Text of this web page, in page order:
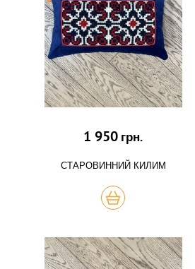
1 950 грн.
СТАРОВИННИЙ КИЛИМ
КУПИТЬ